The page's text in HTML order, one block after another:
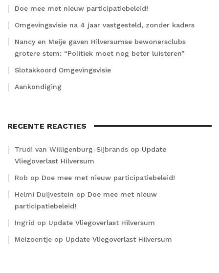
Doe mee met nieuw participatiebeleid!
Omgevingsvisie na 4 jaar vastgesteld, zonder kaders
Nancy en Meije gaven Hilversumse bewonersclubs
grotere stem: “Politiek moet nog beter luisteren”
Slotakkoord Omgevingsvisie
Aankondiging
RECENTE REACTIES
Trudi van Willigenburg-Sijbrands op Update
Vliegoverlast Hilversum
Rob op Doe mee met nieuw participatiebeleid!
Helmi Duijvestein op Doe mee met nieuw
participatiebeleid!
Ingrid op Update Vliegoverlast Hilversum
Meizoentje op Update Vliegoverlast Hilversum